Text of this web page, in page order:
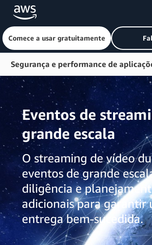
Pular para o conteúdo principal
Comece a usar gratuitamente
Segurança e performance de
Visão geral
Conceitos básicos
Aceleração da Web
Proteção de perímetro
Streaming de vídeo
Pesquisar conteúdo
Eventos de
grande escala
O streaming de vídeo
eventos de grande
diligência e
adicionais para garantir
entrega bem-sucedida.